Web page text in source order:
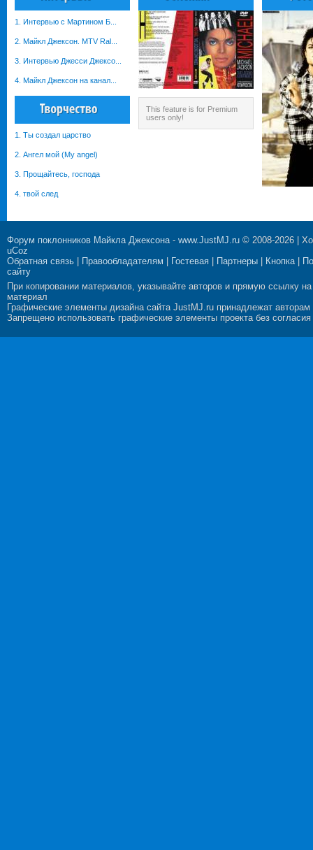
1. Интервью с Мартином Б...
2. Майкл Джексон. MTV Ral...
3. Интервью Джесси Джексо...
4. Майкл Джексон на канал...
1. Ты создал царство
2. Ангел мой (My angel)
3. Прощайтесь, господа
4. твой след
This feature is for Premium
users only!
Форум поклонников Майкла Джексона- www.JustMJ.ru © 2008-2026 |
uCoz
Обратная связь
Правообладателям Гостевая Партнеры Кнопка|
сайту
При копировании материалов, указывайте авторов и прямую ссылку на
материал
Графические элементы дизайна сайта JustMJ.ru принадлежат авторам
Запрещено использовать графические элементы проекта без согласия